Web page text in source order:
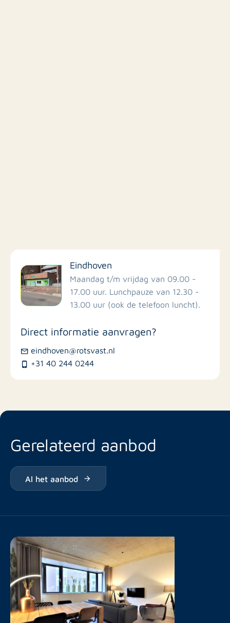
Filter op faciliteiten
Scholen
Winkels
Busstations
Restaurants
Eindhoven
Maandag t/m vrijdag van 09.00 -
17.00 uur. Lunchpauze van 12.30 -
13.00 uur (ook de telefoon luncht).
Direct informatie aanvragen?
eindhoven@rotsvast.nl
+31 40 244 0244
Gerelateerd aanbod
Al het aanbod